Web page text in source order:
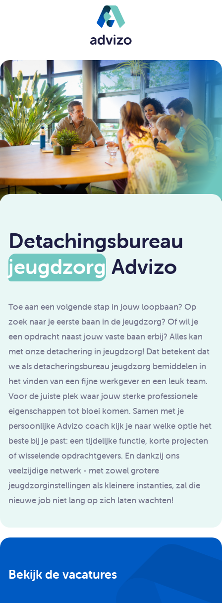
Detachingsbureau
jeugdzorg Advizo
Toe aan een volgende stap in jouw loopbaan? Op
zoek naar je eerste baan in de jeugdzorg? Of wil je
een opdracht naast jouw vaste baan erbij? Alles kan
met onze detachering in jeugdzorg! Dat betekent dat
we als detacheringsbureau jeugdzorg bemiddelen in
het vinden van een fijne werkgever en een leuk team.
Voor de juiste plek waar jouw sterke professionele
eigenschappen tot bloei komen. Samen met je
persoonlijke Advizo coach kijk je naar welke optie het
beste bij je past: een tijdelijke functie, korte projecten
of wisselende opdrachtgevers. En dankzij ons
veelzijdige netwerk - met zowel grotere
jeugdzorginstellingen als kleinere instanties, zal die
nieuwe job niet lang op zich laten wachten!
Bekijk de vacatures